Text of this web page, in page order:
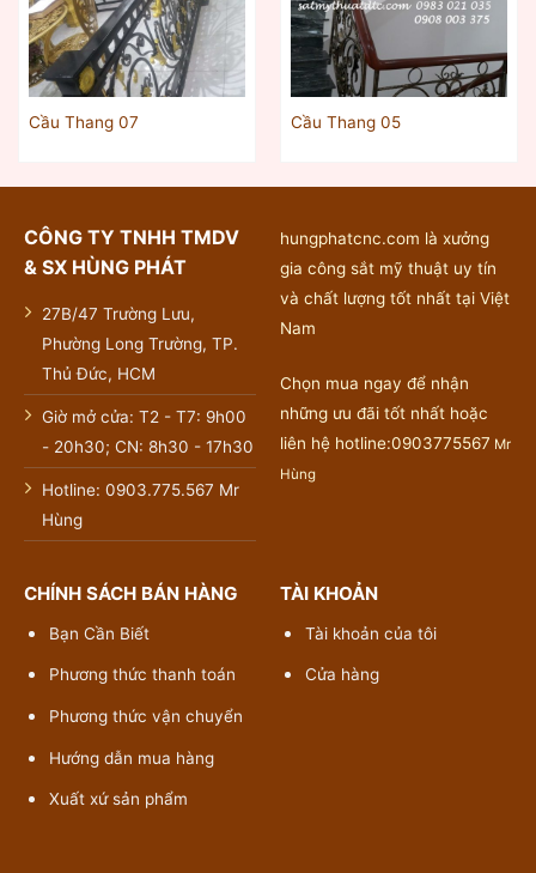
Cầu Thang 07 Cầu Thang 05
CÔNG TY TNHH TMDV
& SX HÙNG PHÁT
27B/47 Trường Lưu,
Phường Long Trường, TP.
Thủ Đức, HCM
Giờ mở cửa: T2 - T7: 9h00
- 20h30; CN: 8h30 - 17h30
Hotline: 0903.775.567 Mr
Hùng
hungphatcnc.com là xưởng
gia công sắt mỹ thuật uy tín
và chất lượng tốt nhất tại Việt
Nam
Chọn mua ngay để nhận
những ưu đãi tốt nhất hoặc
liên hệ hotline:0903775567 Mr
Hùng
CHÍNH SÁCH BÁN HÀNG
Bạn Cần Biết
Phương thức thanh toán
Phương thức vận chuyển
Hướng dẫn mua hàng
Xuất xứ sản phẩm
TÀI KHOẢN
Tài khoản của tôi
Cửa hàng